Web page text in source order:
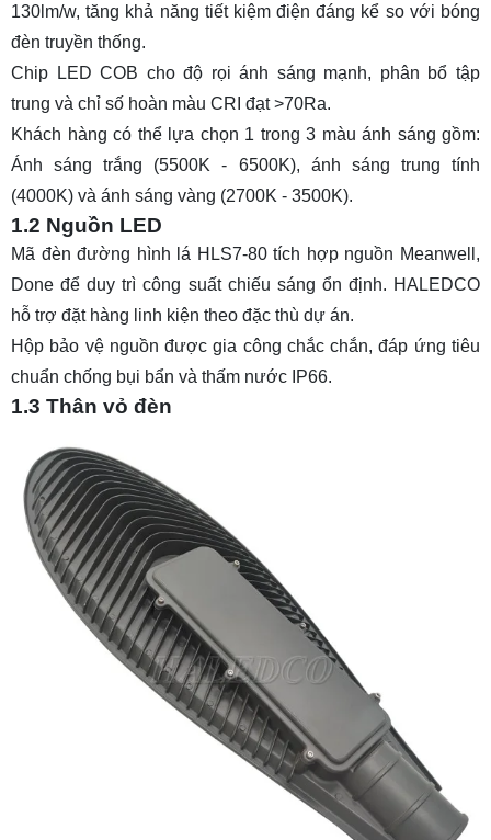
130lm/w, tăng khả năng tiết kiệm điện đáng kể so với bóng
đèn truyền thống.
Chip LED COB cho độ rọi ánh sáng mạnh, phân bổ tập
trung và chỉ số hoàn màu CRI đạt >70Ra.
Khách hàng có thể lựa chọn 1 trong 3 màu ánh sáng gồm:
Ánh sáng trắng (5500K - 6500K), ánh sáng trung tính
(4000K) và ánh sáng vàng (2700K - 3500K).
1.2 Nguồn LED
Mã đèn đường hình lá HLS7-80 tích hợp nguồn Meanwell,
Done để duy trì công suất chiếu sáng ổn định. HALEDCO
hỗ trợ đặt hàng linh kiện theo đặc thù dự án.
Hộp bảo vệ nguồn được gia công chắc chắn, đáp ứng tiêu
chuẩn chống bụi bẩn và thấm nước IP66.
1.3 Thân vỏ đèn